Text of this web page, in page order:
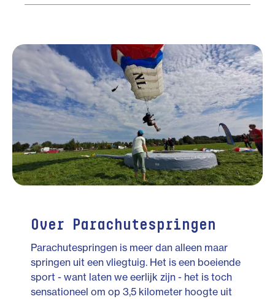
Over Parachutespringen
Parachutespringen is meer dan alleen maar
springen uit een vliegtuig. Het is een boeiende
sport - want laten we eerlijk zijn - het is toch
sensationeel om op 3,5 kilometer hoogte uit